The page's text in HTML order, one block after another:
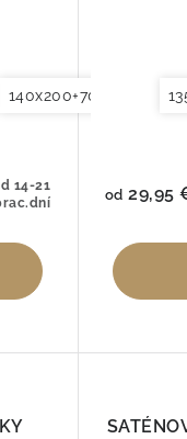
140x200+70x90cm
14-21
od 29,95